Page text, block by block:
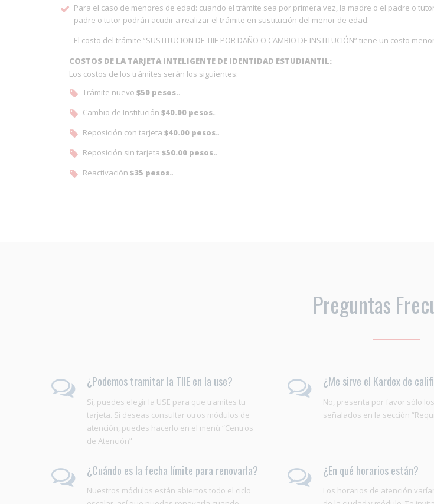
Para el caso de menores de edad: cuando el trámite sea por primera vez, la madre o el padre o
padre o tutor podrán acudir a realizar el trámite en sustitución del menor de edad.
El costo del trámite “SUSTITUCION DE TIIE POR DAÑO O CAMBIO DE INSTITUCIÓN” tiene un costo
COSTOS DE LA TARJETA INTELIGENTE DE IDENTIDAD ESTUDIANTIL:
Los costos de los trámites serán los siguientes:
Trámite nuevo $50 pesos..
Cambio de Institución $40.00 pesos..
Reposición con tarjeta $40.00 pesos..
Reposición sin tarjeta $50.00 pesos..
Reactivación $35 pesos..
Preguntas
¿Podemos tramitar la TIIE en la use?
Si, puedes elegir la USE para que tramites tu
tarjeta. Si deseas consultar otros módulos de
atención, puedes hacerlo en el menú “Centros
de Atención”
¿Me sirve el Kardex de
No, presenta por favor sólo
señalados en la sección
¿Cuándo es la fecha límite para renovarla?
Nuestros módulos están abiertos todo el ciclo
¿En qué horarios están?
Los horarios de atención